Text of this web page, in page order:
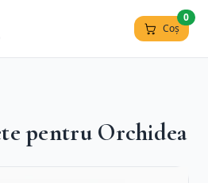
Coș
0
pentru Orchidea